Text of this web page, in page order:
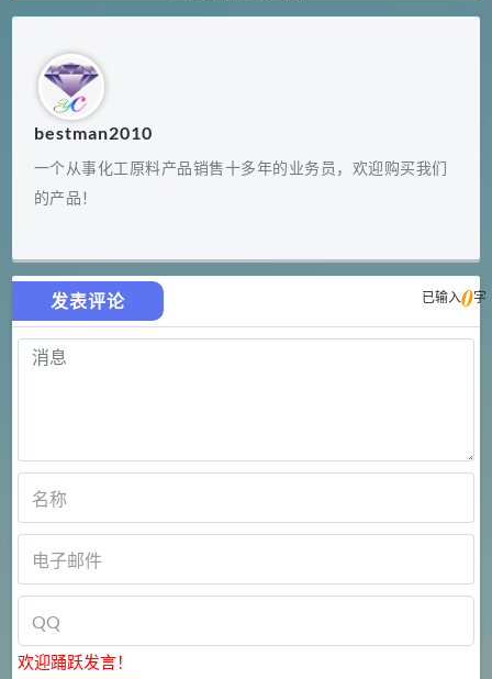
bestman2010
一个从事化工原料产品销售十多年的业务员，欢迎购买我们
的产品！
发表评论 已输入0字
欢迎踊跃发言！